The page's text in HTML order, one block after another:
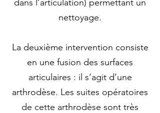
dans l’articulation) permettant un
nettoyage.
La deuxième intervention consiste
en une fusion des surfaces
articulaires : il s’agit d’une
arthrodèse. Les suites opératoires
de cette arthrodèse sont très